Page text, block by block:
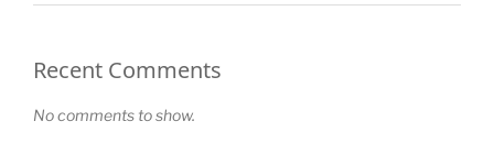
Recent Comments
No comments to show.